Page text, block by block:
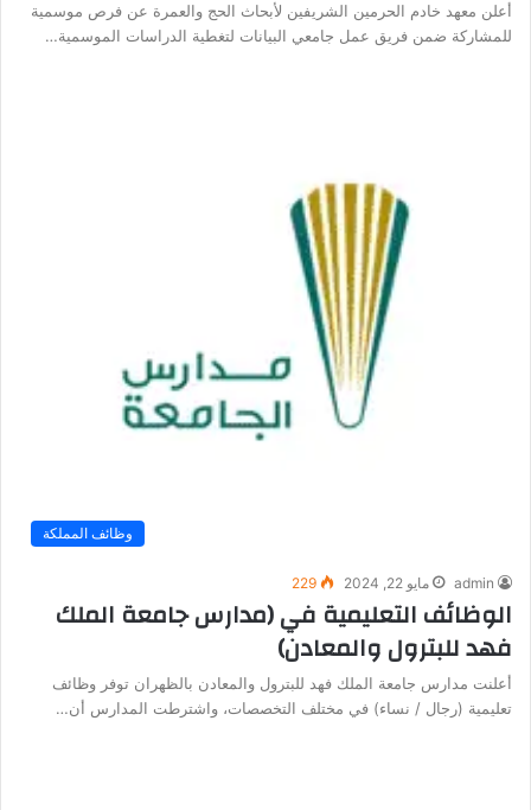
أعلن معهد خادم الحرمين الشريفين لأبحاث الحج والعمرة عن فرص موسمية
للمشاركة ضمن فريق عمل جامعي البيانات لتغطية الدراسات الموسمية…
وظائف المملكة
admin مايو 22, 2024 229
الوظائف التعليمية في (مدارس جامعة الملك
فهد للبترول والمعادن)
أعلنت مدارس جامعة الملك فهد للبترول والمعادن بالظهران توفر وظائف
تعليمية (رجال / نساء) في مختلف التخصصات، واشترطت المدارس أن…